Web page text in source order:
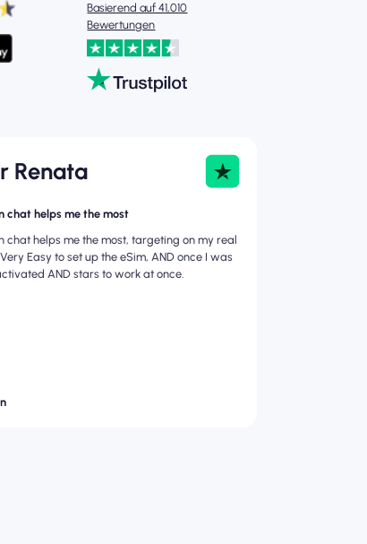
Basierend auf 41,010
Bewertungen
Renata
chat helps me the most
chat helps me the most, targeting on my real
Easy to set up the eSim, AND once I was
AND stars to work at once.